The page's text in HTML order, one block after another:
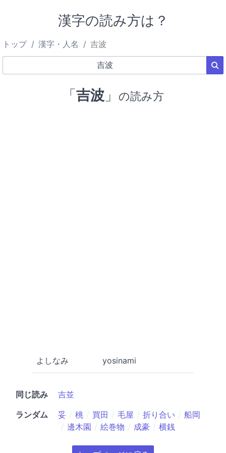
漢字の読み方は？
トップ 漢字・人名 吉波
「吉波 」 の読み方
よしなみ yosinami
同じ読み
吉並
ランダム
妥 桃 買田 毛屋 折り合い
船岡
邊木園
絵巻物 成豪 横銭